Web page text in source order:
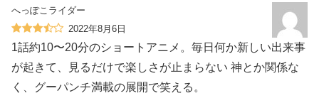
へっぽこライダー
2022年8月6日
1話約10〜20分のショートアニメ。毎日何か新しい出来事
が起きて、見るだけで楽しさが止まらない︎ 神とか関係な
く、グーパンチ満載の展開で笑える。